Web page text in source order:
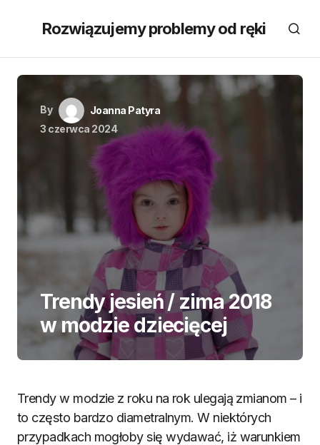
Rozwiązujemy problemy od ręki
By
Joanna Patyra
3 czerwca 2024
Trendy jesień / zima 2018
w modzie dziecięcej
Trendy w modzie z roku na rok ulegają zmianom – i
to często bardzo diametralnym. W niektórych
przypadkach mogłoby się wydawać, iż warunkiem